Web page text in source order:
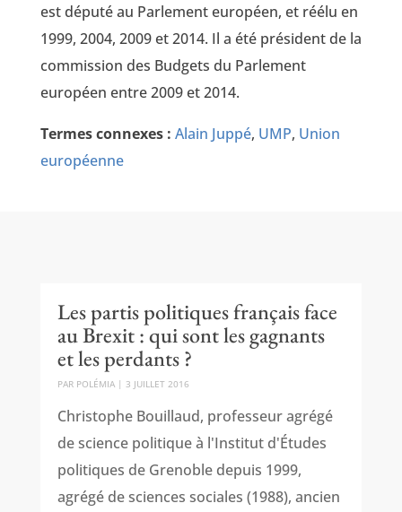
est député au Parlement européen, et réélu en
1999, 2004, 2009 et 2014. Il a été président de la
commission des Budgets du Parlement
européen entre 2009 et 2014.
Termes connexes : Alain Juppé, UMP, Union
européenne
Les partis politiques français face
au Brexit : qui sont les gagnants
et les perdants ?
PAR POLÉMIA| 3 JUILLET 2016
Christophe Bouillaud, professeur agrégé
de science politique à l'Institut d'Études
politiques de Grenoble depuis 1999,
agrégé de sciences sociales (1988), ancien